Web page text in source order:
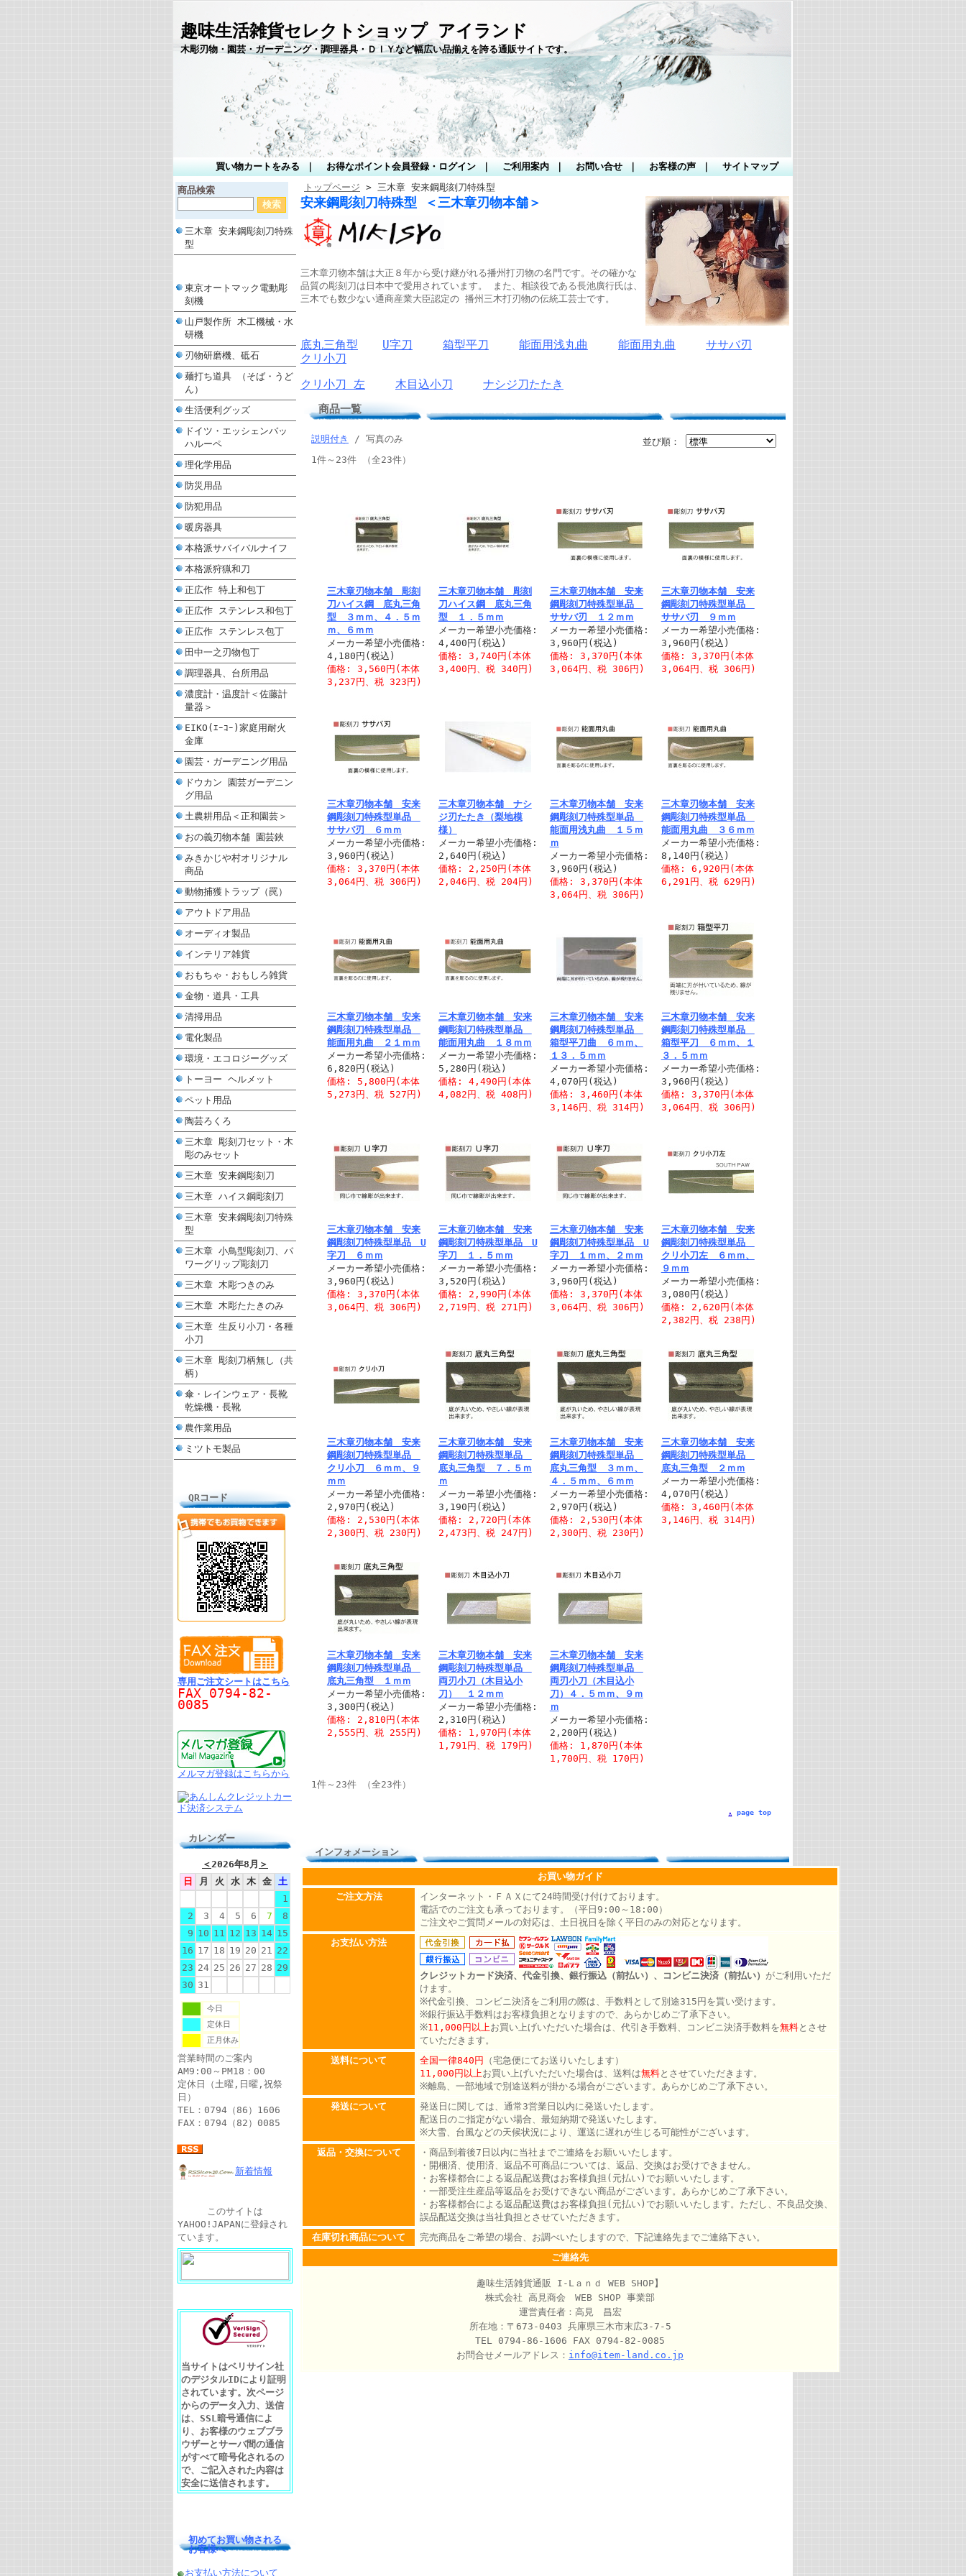
趣味生活雑貨セレクトショップ アイランド
木彫刃物・園芸・ガーデニング・調理器具・ＤＩＹなど幅広い品揃えを誇る通販サイトです。
買い物カートをみる お得なポイント会員登録・ログイン ご利用案内 お問い合せ お客様の声 サイトマップ
商品検索
三木章 安来鋼彫刻刀特殊
型
東京オートマック電動彫
刻機
山戸製作所 木工機械・水
研機
刃物研磨機、砥石
麺打ち道具 （そば・うど
ん）
生活便利グッズ
ドイツ・エッシェンバッ
ハルーペ
理化学用品
防災用品
防犯用品
暖房器具
本格派サバイバルナイフ
本格派狩猟和刀
正広作 特上和包丁
正広作 ステンレス和包丁
正広作 ステンレス包丁
田中一之刃物包丁
調理器具、台所用品
濃度計・温度計＜佐藤計
量器＞
EIKO(ｴｰｺｰ)家庭用耐火
金庫
園芸・ガーデニング用品
ドウカン 園芸ガーデニン
グ用品
土農耕用品＜正和園芸＞
おの義刃物本舗 園芸鋏
みきかじや村オリジナル
商品
動物捕獲トラップ（罠）
アウトドア用品
オーディオ製品
インテリア雑貨
おもちゃ・おもしろ雑貨
金物・道具・工具
清掃用品
電化製品
環境・エコロジーグッズ
トーヨー ヘルメット
ペット用品
陶芸ろくろ
三木章 彫刻刀セット・木
彫のみセット
三木章 安来鋼彫刻刀
三木章 ハイス鋼彫刻刀
三木章 安来鋼彫刻刀特殊
型
三木章 小鳥型彫刻刀、パ
ワーグリップ彫刻刀
三木章 木彫つきのみ
三木章 木彫たたきのみ
三木章 生反り小刀・各種
小刀
三木章 彫刻刀柄無し（共
柄）
傘・レインウェア・長靴
乾燥機・長靴
農作業用品
ミツトモ製品
QRコード
専用ご注文シートはこちら
FAX 0794-82-
0085
メルマガ登録はこちらから
カレンダー
＜ 2026年8月 ＞
日
月 火 水 木 金
土
1
2
3 4 5 6 7
8
9 10 11 12 13 14 15
16 17 18 19 20 21
22
23 24 25 26 27 28 29
30 31
今日
定休日
正月休み
営業時間のご案内
AM9:00～PM18：00
定休日（土曜,日曜,祝祭
日）
TEL：0794（86）1606
FAX：0794（82）0085
新着情報
このサイトは
YAHOO!JAPANに登録され
ています。
当サイトはベリサイン社
のデジタルIDにより証明
されています。次ページ
からのデータ入力、送信
は、SSL暗号通信によ
り、お客様のウェブブラ
ウザーとサーバ間の通信
がすべて暗号化されるの
で、ご記入された内容は
安全に送信されます。
初めてお買い物される
お客様へ
お支払い方法について
トップページ > 三木章 安来鋼彫刻刀特殊型
安来鋼彫刻刀特殊型 ＜三木章刃物本舗＞
三木章刃物本舗は大正８年から受け継がれる播州打刃物の名門です。その確かな
品質の彫刻刀は日本中で愛用されています。 また、相談役である長池廣行氏は、
三木でも数少ない通商産業大臣認定の 播州三木打刃物の伝統工芸士です。
底丸三角型 U字刀 箱型平刀 能面用浅丸曲 能面用丸曲
ササバ刃
クリ小刀
クリ小刀 左
木目込小刀 ナシジ刀たたき
商品一覧
並び順：
説明付き
/ 写真のみ
1件～23件 （全23件）
三木章刃物本舗 彫刻
刀ハイス鋼 底丸三角
型 ３ｍｍ、４．５ｍ
ｍ、６ｍｍ
メーカー希望小売価格:
4,180円(税込)
価格: 3,560円(本体
3,237円、税 323円)
三木章刃物本舗 彫刻
刀ハイス鋼 底丸三角
型 １．５ｍｍ
メーカー希望小売価格:
4,400円(税込)
価格: 3,740円(本体
3,400円、税 340円)
三木章刃物本舗 安来
鋼彫刻刀特殊型単品
ササバ刃 １２ｍｍ
メーカー希望小売価格:
3,960円(税込)
価格: 3,370円(本体
3,064円、税 306円)
三木章刃物本舗 安来
鋼彫刻刀特殊型単品
ササバ刃 ９ｍｍ
メーカー希望小売価格:
3,960円(税込)
価格: 3,370円(本体
3,064円、税 306円)
三木章刃物本舗 安来
鋼彫刻刀特殊型単品
ササバ刃 ６ｍｍ
メーカー希望小売価格:
3,960円(税込)
価格: 3,370円(本体
3,064円、税 306円)
三木章刃物本舗 ナシ
ジ刃たたき（梨地模
様）
メーカー希望小売価格:
2,640円(税込)
価格: 2,250円(本体
2,046円、税 204円)
三木章刃物本舗 安来
鋼彫刻刀特殊型単品
能面用浅丸曲 １５ｍ
ｍ
メーカー希望小売価格:
3,960円(税込)
価格: 3,370円(本体
3,064円、税 306円)
三木章刃物本舗 安来
鋼彫刻刀特殊型単品
能面用丸曲 ３６ｍｍ
メーカー希望小売価格:
8,140円(税込)
価格: 6,920円(本体
6,291円、税 629円)
三木章刃物本舗 安来
鋼彫刻刀特殊型単品
能面用丸曲 ２１ｍｍ
メーカー希望小売価格:
6,820円(税込)
価格: 5,800円(本体
5,273円、税 527円)
三木章刃物本舗 安来
鋼彫刻刀特殊型単品
能面用丸曲 １８ｍｍ
メーカー希望小売価格:
5,280円(税込)
価格: 4,490円(本体
4,082円、税 408円)
三木章刃物本舗 安来
鋼彫刻刀特殊型単品
箱型平刀曲 ６ｍｍ、
１３．５ｍｍ
メーカー希望小売価格:
4,070円(税込)
価格: 3,460円(本体
3,146円、税 314円)
三木章刃物本舗 安来
鋼彫刻刀特殊型単品
箱型平刀 ６ｍｍ、１
３．５ｍｍ
メーカー希望小売価格:
3,960円(税込)
価格: 3,370円(本体
3,064円、税 306円)
三木章刃物本舗 安来
鋼彫刻刀特殊型単品 U
字刀 ６ｍｍ
メーカー希望小売価格:
3,960円(税込)
価格: 3,370円(本体
3,064円、税 306円)
三木章刃物本舗 安来
鋼彫刻刀特殊型単品 U
字刀 １．５ｍｍ
メーカー希望小売価格:
3,520円(税込)
価格: 2,990円(本体
2,719円、税 271円)
三木章刃物本舗 安来
鋼彫刻刀特殊型単品 U
字刀 １ｍｍ、２ｍｍ
メーカー希望小売価格:
3,960円(税込)
価格: 3,370円(本体
3,064円、税 306円)
三木章刃物本舗 安来
鋼彫刻刀特殊型単品
クリ小刀左 ６ｍｍ、
９ｍｍ
メーカー希望小売価格:
3,080円(税込)
価格: 2,620円(本体
2,382円、税 238円)
三木章刃物本舗 安来
鋼彫刻刀特殊型単品
クリ小刀 ６ｍｍ、９
ｍｍ
メーカー希望小売価格:
2,970円(税込)
価格: 2,530円(本体
2,300円、税 230円)
三木章刃物本舗 安来
鋼彫刻刀特殊型単品
底丸三角型 ７．５ｍ
ｍ
メーカー希望小売価格:
3,190円(税込)
価格: 2,720円(本体
2,473円、税 247円)
三木章刃物本舗 安来
鋼彫刻刀特殊型単品
底丸三角型 ３ｍｍ、
４．５ｍｍ、６ｍｍ
メーカー希望小売価格:
2,970円(税込)
価格: 2,530円(本体
2,300円、税 230円)
三木章刃物本舗 安来
鋼彫刻刀特殊型単品
底丸三角型 ２ｍｍ
メーカー希望小売価格:
4,070円(税込)
価格: 3,460円(本体
3,146円、税 314円)
三木章刃物本舗 安来
鋼彫刻刀特殊型単品
底丸三角型 １ｍｍ
メーカー希望小売価格:
3,300円(税込)
価格: 2,810円(本体
2,555円、税 255円)
三木章刃物本舗 安来
鋼彫刻刀特殊型単品
両刃小刀（木目込小
刀） １２ｍｍ
メーカー希望小売価格:
2,310円(税込)
価格: 1,970円(本体
1,791円、税 179円)
三木章刃物本舗 安来
鋼彫刻刀特殊型単品
両刃小刀（木目込小
刀）４．５ｍｍ、９ｍ
ｍ
メーカー希望小売価格:
2,200円(税込)
価格: 1,870円(本体
1,700円、税 170円)
1件～23件 （全23件）
page top
インフォメーション
お買い物ガイド
ご注文方法
インターネット・ＦＡＸにて24時間受け付けております。
電話でのご注文も承っております。（平日9:00～18:00）
ご注文やご質問メールの対応は、土日祝日を除く平日のみの対応となります。
お支払い方法
クレジットカード決済、代金引換、銀行振込（前払い）、コンビニ決済（前払い） がご利用いただ
けます。
※代金引換、コンビニ決済をご利用の際は、手数料として別途315円を貰い受けます。
※銀行振込手数料はお客様負担となりますので、あらかじめご了承下さい。
※11,000円以上お買い上げいただいた場合は、代引き手数料、コンビニ決済手数料を無料とさせ
ていただきます。
送料について
全国一律840円
（宅急便にてお送りいたします）
11,000円以上お買い上げいただいた場合は、送料は無料とさせていただきます。
※離島、一部地域で別途送料が掛かる場合がございます。あらかじめご了承下さい。
発送について
発送日に関しては、通常3営業日以内に発送いたします。
配送日のご指定がない場合、最短納期で発送いたします。
※大雪、台風などの天候状況により、運送に遅れが生じる可能性がございます。
返品・交換について
・商品到着後7日以内に当社までご連絡をお願いいたします。
・開梱済、使用済、返品不可商品については、返品、交換はお受けできません。
・お客様都合による返品配送費はお客様負担(元払い)でお願いいたします。
・一部受注生産品等返品をお受けできない商品がございます。あらかじめご了承下さい。
・お客様都合による返品配送費はお客様負担(元払い)でお願いいたします。ただし、不良品交換、
誤品配送交換は当社負担とさせていただきます。
在庫切れ商品について
完売商品をご希望の場合、お調べいたしますので、下記連絡先までご連絡下さい。
ご連絡先
趣味生活雑貨通販 I‐Lａｎｄ WEB SHOP】
株式会社 高見商会 WEB SHOP 事業部
運営責任者：高見 昌宏
所在地：〒673-0403 兵庫県三木市末広3-7-5
TEL 0794-86-1606 FAX 0794-82-0085
お問合せメールアドレス： info@item-land.co.jp